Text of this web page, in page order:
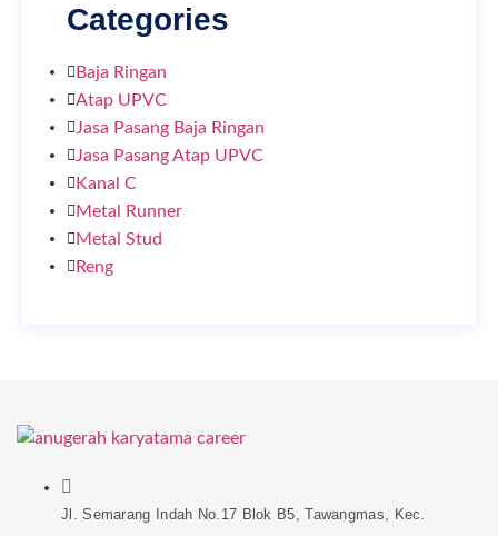
Categories
Baja Ringan
Atap UPVC
Jasa Pasang Baja Ringan
Jasa Pasang Atap UPVC
Kanal C
Metal Runner
Metal Stud
Reng
Jl. Semarang Indah No.17 Blok B5, Tawangmas, Kec.